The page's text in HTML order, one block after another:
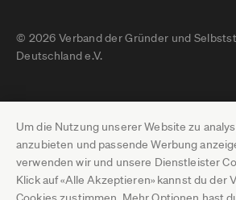
Um die Nutzung unserer Website zu
anzubieten und passende Werbung
verwenden wir und unsere Dienstleister
Klick auf «Alle Akzeptieren» kannst du der
© 2026 Verband der Gründer und
Deutschland e.V.
Impressum
Datenschutz
Pressebereich